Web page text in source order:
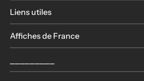
Liens utiles
Affiches de France